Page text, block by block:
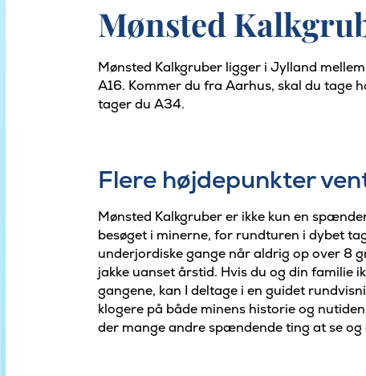
Mønsted
Mønsted Kalkgruber ligger i Jylland
A16. Kommer du fra Aarhus, skal du tage
tager du A34.
Flere højdepunkter
Mønsted Kalkgruber er ikke kun en
besøget i minerne, for rundturen i dybet
underjordiske gange når aldrig op over 8
jakke uanset årstid. Hvis du og din familie
gangene, kan I deltage i en guidet
klogere på både minens historie og
der mange andre spændende ting at se og